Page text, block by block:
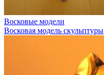
Восковые модели
Восковая модель скульптуры